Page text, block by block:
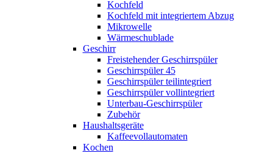
Kochfeld
Kochfeld mit integriertem Abzug
Mikrowelle
Wärmeschublade
Geschirr
Freistehender Geschirrspüler
Geschirrspüler 45
Geschirrspüler teilintegriert
Geschirrspüler vollintegriert
Unterbau-Geschirrspüler
Zubehör
Haushaltsgeräte
Kaffeevollautomaten
Kochen